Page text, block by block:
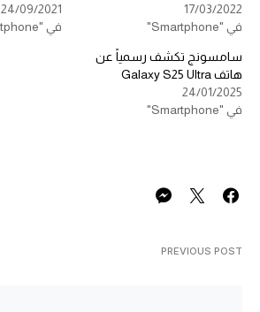
17/03/2022
في "Smartphone"
24/09/2021
في "Smartphone"
سامسونج تكشف رسمياً عن
هاتف Galaxy S25 Ultra
24/01/2025
في "Smartphone"
PREVIOUS POST